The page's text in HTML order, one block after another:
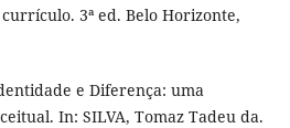
3ª ed. Belo Horizonte,
e Diferença: uma
In: SILVA, Tomaz Tadeu da.